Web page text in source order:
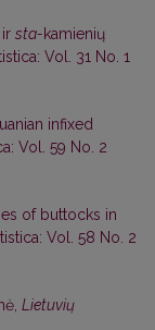
sta-kamienių
Vol. 31 No. 1
infixed
Vol. 59 No. 2
of buttocks in
Vol. 58 No. 2
Lietuvių